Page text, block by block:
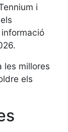
i
les millores
els